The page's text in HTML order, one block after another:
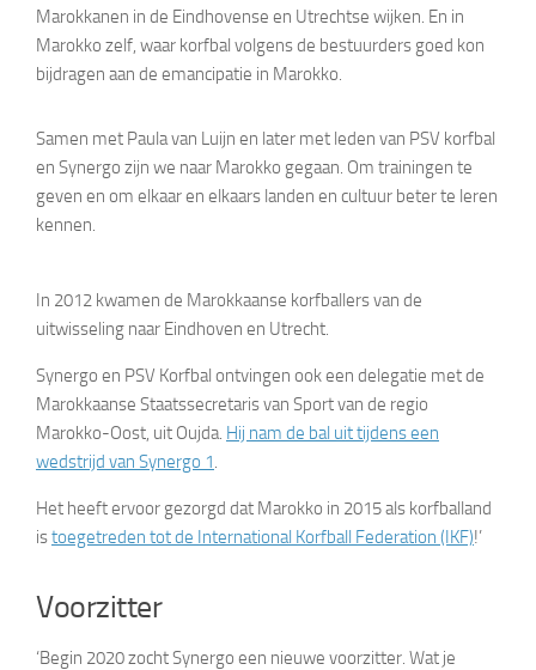
Marokkanen in de Eindhovense en Utrechtse wijken. En in
Marokko zelf, waar korfbal volgens de bestuurders goed kon
bijdragen aan de emancipatie in Marokko.
Samen met Paula van Luijn en later met leden van PSV korfbal
en Synergo zijn we naar Marokko gegaan. Om trainingen te
geven en om elkaar en elkaars landen en cultuur beter te leren
kennen.
In 2012 kwamen de Marokkaanse korfballers van de
uitwisseling naar Eindhoven en Utrecht.
Synergo en PSV Korfbal ontvingen ook een delegatie met de
Marokkaanse Staatssecretaris van Sport van de regio
Marokko-Oost, uit Oujda. Hij nam de bal uit tijdens een
wedstrijd van Synergo 1.
Het heeft ervoor gezorgd dat Marokko in 2015 als korfballand
istoegetreden tot de International Korfball Federation (IKF)!’
Voorzitter
‘Begin 2020 zocht Synergo een nieuwe voorzitter. Wat je